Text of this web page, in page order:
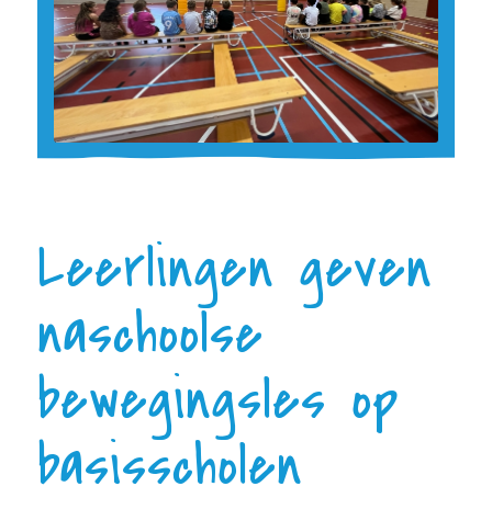
Leerlingen geven
naschoolse
bewegingsles op
basisscholen